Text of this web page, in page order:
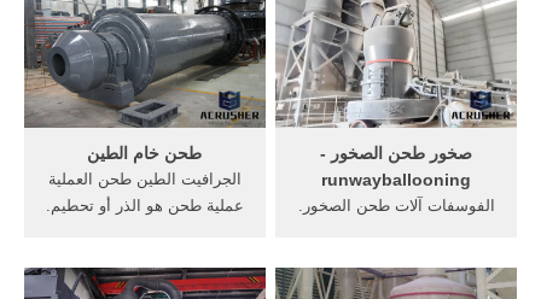
طحن خام الطين
الجرافيت الطين طحن العملية
عملية طحن هو الذر أو تحطيم.
الجرانيت الجرافيت gold خام
صخور طحن الصخور -
runwayballooning
الفوسفات آلات طحن الصخور.
الجرافيت، الفلسبار، صخور